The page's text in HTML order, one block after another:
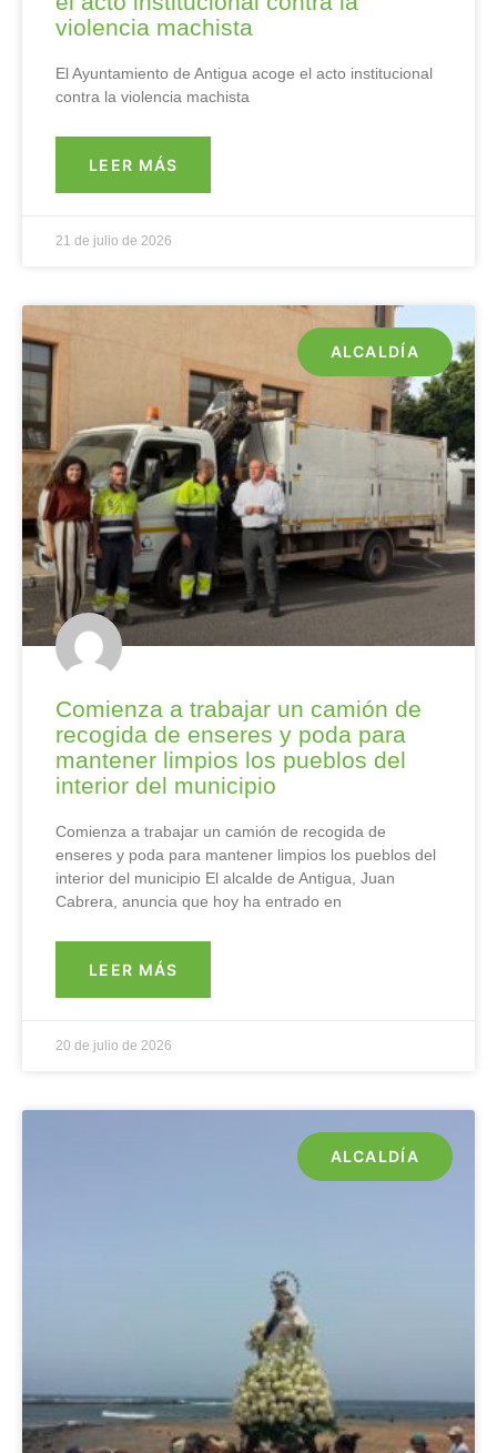
violencia machista
El Ayuntamiento de Antigua acoge el acto institucional
contra la violencia machista
LEER MÁS
21 de julio de 2026
ALCALDÍA
Comienza a trabajar un camión de
recogida de enseres y poda para
mantener limpios los pueblos del
interior del municipio
Comienza a trabajar un camión de recogida de
enseres y poda para mantener limpios los pueblos del
interior del municipio El alcalde de Antigua, Juan
Cabrera, anuncia que hoy ha entrado en
LEER MÁS
20 de julio de 2026
ALCALDÍA